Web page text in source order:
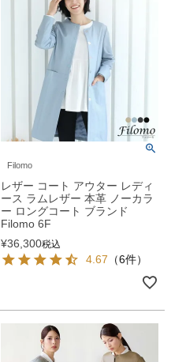
Filomo
レザー コート アウター レディ
ース ラムレザー 本革 ノーカラ
ー ロングコート ブランド
Filomo 6F
¥36,300税込
4.67 （6件）